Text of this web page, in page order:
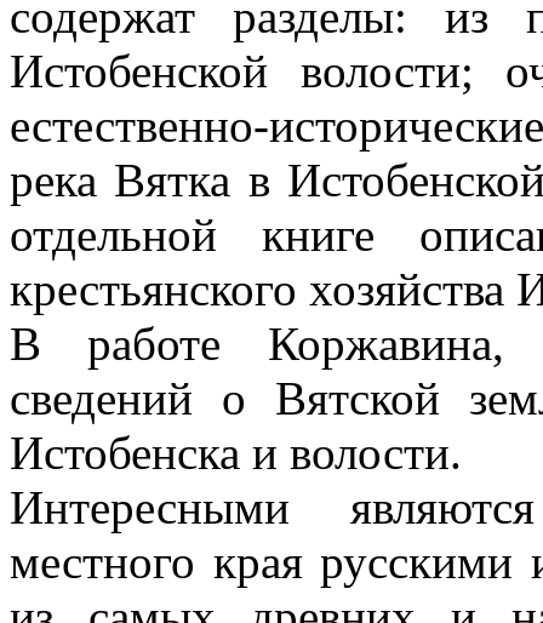
содержат разделы: из
Истобенской волости;
естественно-
река Вятка в
отдельной книге
крестьянского хозяйства
В работе Коржавина,
сведений о Вятской
Истобенска и волости.
Интересными
местного края русскими